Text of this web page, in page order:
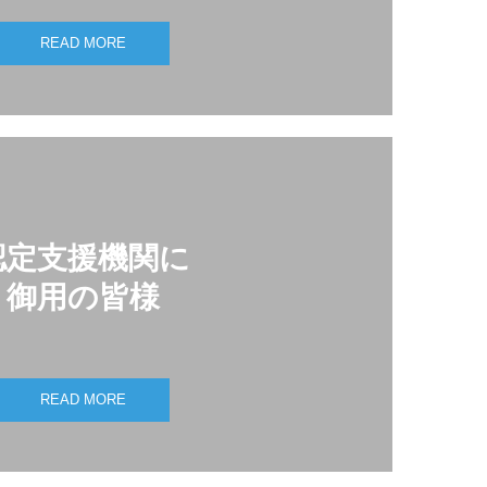
READ MORE
支援機関に
御用の皆様
READ MORE